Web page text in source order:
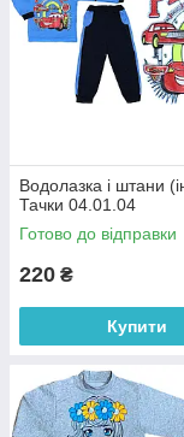
в
або
Якісні
з
Водолазка і штани
Тачки 04.01.04
Готово до відправки
220 ₴
Купити